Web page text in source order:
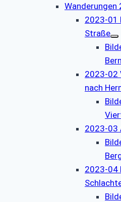
Wanderungen
2023-01
Straße
2023-02
nach
2023-03
2023-04